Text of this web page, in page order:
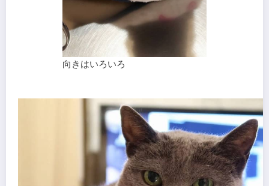
向きはいろいろ